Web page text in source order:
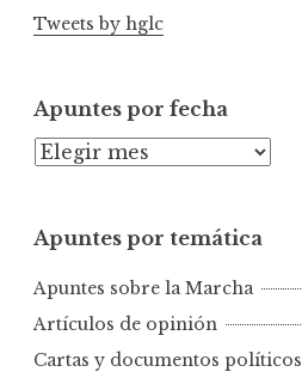
Tweets by hglc
Apuntes por fecha
A
n
e
s
p
Apuntes por temática
Apuntes sobre la Marcha
Artículos de opinión
Cartas y documentos políticos